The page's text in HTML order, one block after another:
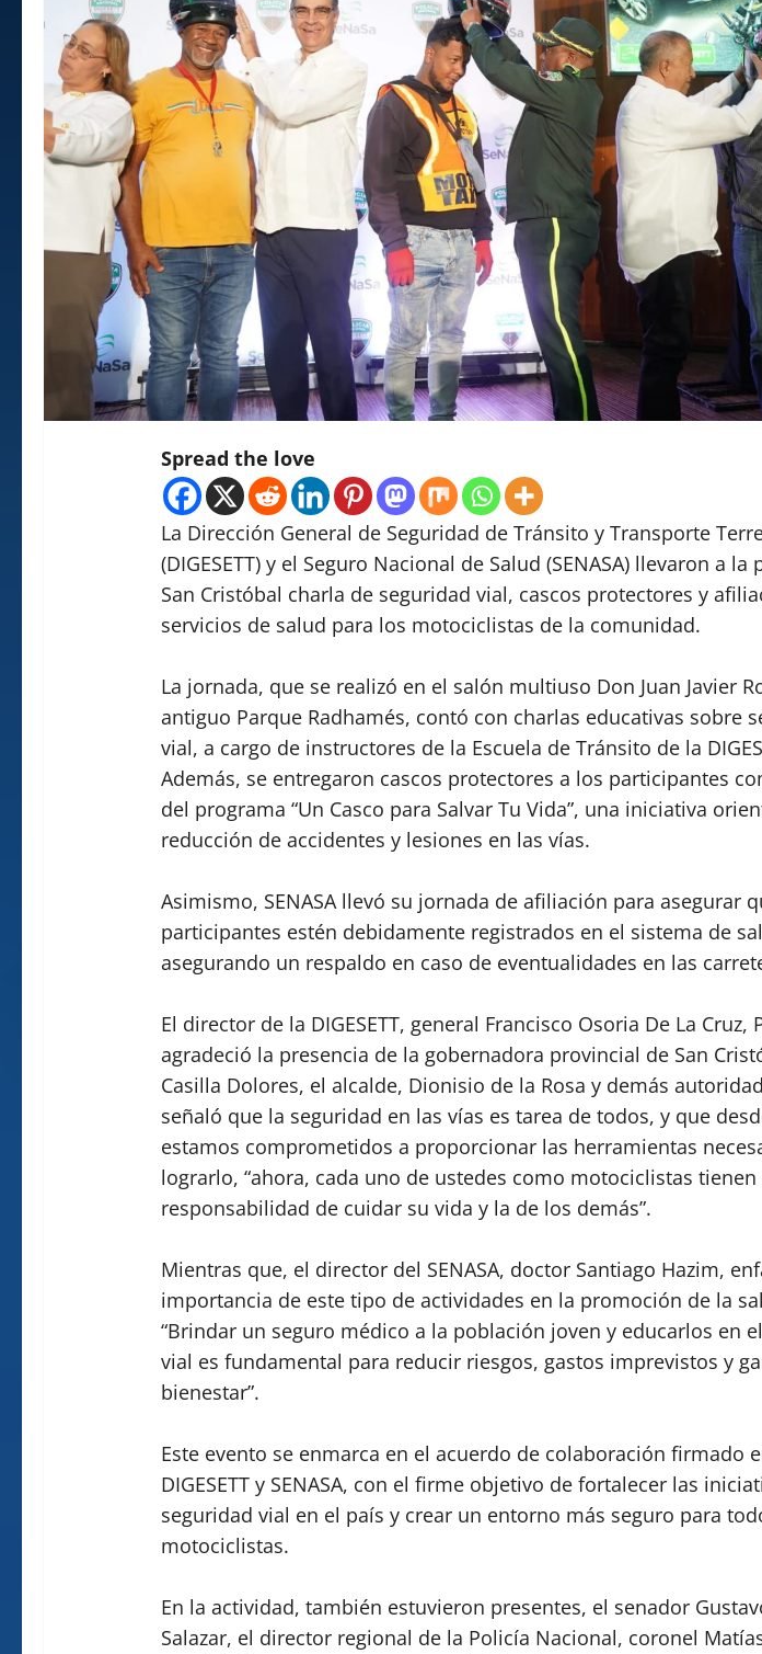
Spread the love
La Dirección General de Seguridad de Tránsito y Transporte
(DIGESETT) y el Seguro Nacional de Salud (SENASA) llevaron a la
San Cristóbal charla de seguridad vial, cascos protectores y
servicios de salud para los motociclistas de la comunidad.
La jornada, que se realizó en el salón multiuso Don Juan Javier
antiguo Parque Radhamés, contó con charlas educativas sobre
vial, a cargo de instructores de la Escuela de Tránsito de la
Además, se entregaron cascos protectores a los participantes
del programa “Un Casco para Salvar Tu Vida”, una iniciativa
reducción de accidentes y lesiones en las vías.
Asimismo, SENASA llevó su jornada de afiliación para asegurar
participantes estén debidamente registrados en el sistema de
asegurando un respaldo en caso de eventualidades en las
El director de la DIGESETT, general Francisco Osoria De La Cruz,
agradeció la presencia de la gobernadora provincial de San
Casilla Dolores, el alcalde, Dionisio de la Rosa y demás
señaló que la seguridad en las vías es tarea de todos, y que
estamos comprometidos a proporcionar las herramientas
lograrlo, “ahora, cada uno de ustedes como motociclistas tienen
responsabilidad de cuidar su vida y la de los demás”.
Mientras que, el director del SENASA, doctor Santiago Hazim,
importancia de este tipo de actividades en la promoción de la
“Brindar un seguro médico a la población joven y educarlos en
vial es fundamental para reducir riesgos, gastos imprevistos y
bienestar”.
Este evento se enmarca en el acuerdo de colaboración firmado
DIGESETT y SENASA, con el firme objetivo de fortalecer las
seguridad vial en el país y crear un entorno más seguro para
motociclistas.
En la actividad, también estuvieron presentes, el senador
Salazar, el director regional de la Policía Nacional, coronel